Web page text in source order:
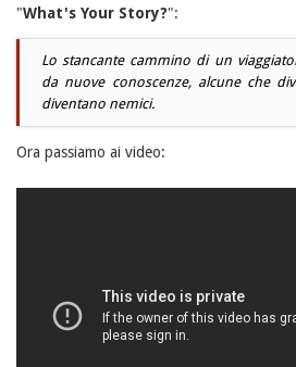
"What's Your Story?":
Lo stancante cammino di un
da nuove conoscenze, alcune che
diventano nemici.
Ora passiamo ai video: